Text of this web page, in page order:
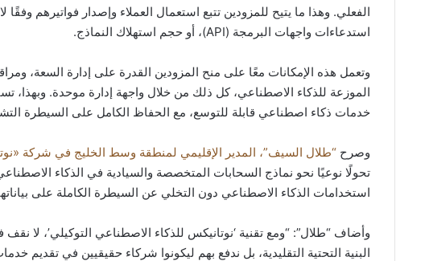
الفعلي. وهذا ما يتيح للمزودين تتبع استعمال العملاء وإصدار فواتيرهم
استدعاءات واجهات البرمجة (API)، أو حجم استهلاك النماذج.
وتعمل هذه الإمكانات معًا على منح المزودين القدرة على إدارة السعة،
الموزعة للذكاء الاصطناعي، كل ذلك من خلال واجهة إدارة موحدة. وبهذا،
خدمات ذكاء اصطناعي قابلة للتوسع، مع الحفاظ الكامل على السيطرة
وصرح “طلال السيف”، المدير الإقليمي لمنطقة وسط الخليج في شركة
تحولًا نوعيًا نحو نماذج السحابات المتخصصة والسيادية في الذكاء
استخدامات الذكاء الاصطناعي دون التخلي عن السيطرة الكاملة على بياناتها
وأضاف “طلال”: “ومع تقنية ‘نوتانيكس للذكاء الاصطناعي التوكيلي’، لا
البنية التحتية التقليدية، بل ندفع بهم ليكونوا شركاء حقيقيين في تقديم